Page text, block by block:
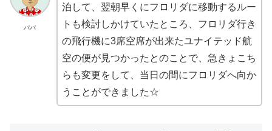
パパ
泊して、翌朝早くにフロリダに移動するルー
トも検討しかけていたところ、フロリダ行き
の飛行機に3席空席が出来たユナイテッド航
空の便が見つかったとのことで、急きょこち
らも変更をして、当日の間にフロリダへ向か
うことができました☆